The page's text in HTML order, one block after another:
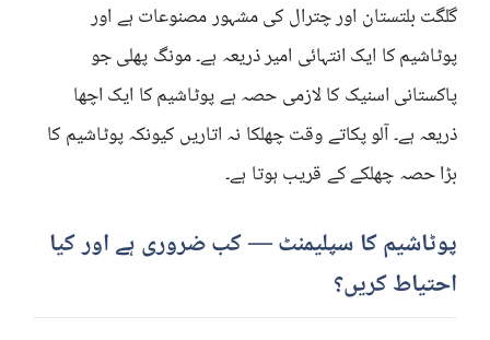
گلگت بلتستان اور چترال کی مشہور مصنوعات ہے اور
پوٹاشیم کا ایک انتہائی امیر ذریعہ ہے۔ مونگ پھلی جو
پاکستانی اسنیک کا لازمی حصہ ہے پوٹاشیم کا ایک اچھا
ذریعہ ہے۔ آلو پکاتے وقت چھلکا نہ اتاریں کیونکہ پوٹاشیم کا
بڑا حصہ چھلکے کے قریب ہوتا ہے۔
پوٹاشیم کا سپلیمنٹ — کب ضروری ہے اور کیا
احتیاط کریں؟